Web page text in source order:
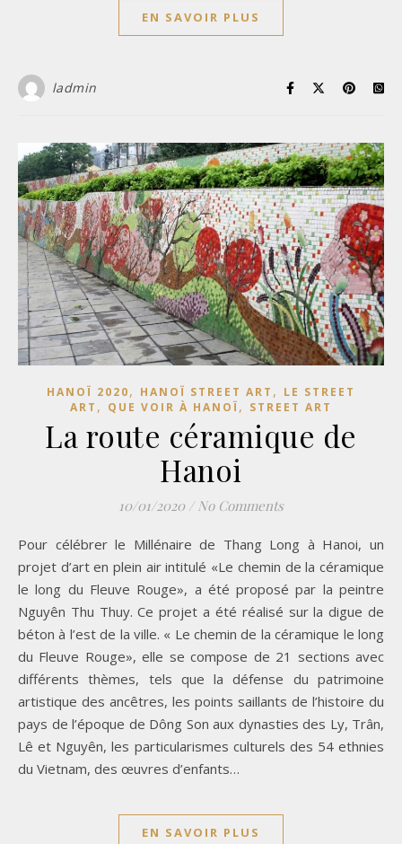
EN SAVOIR PLUS
ladmin
HANOÏ 2020, HANOÏ STREET ART , LE STREET
ART , QUE VOIR À HANOÏ, STREET ART
La route céramique de
Hanoi
10/01/2020 / No Comments
Pour célébrer le Millénaire de Thang Long à Hanoi, un
projet d’art en plein air intitulé «Le chemin de la céramique
le long du Fleuve Rouge», a été proposé par la peintre
Nguyên Thu Thuy. Ce projet a été réalisé sur la digue de
béton à l’est de la ville. « Le chemin de la céramique le long
du Fleuve Rouge», elle se compose de 21 sections avec
différents thèmes, tels que la défense du patrimoine
artistique des ancêtres, les points saillants de l’histoire du
pays de l’époque de Dông Son aux dynasties des Ly, Trân,
Lê et Nguyên, les particularismes culturels des 54 ethnies
du Vietnam, des œuvres d’enfants…
EN SAVOIR PLUS